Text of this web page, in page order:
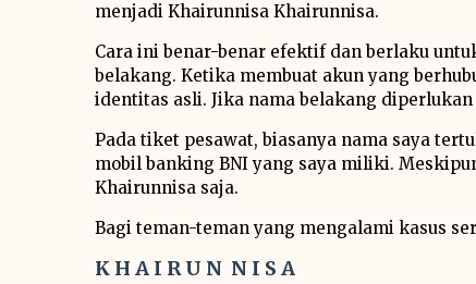
menjadi Khairunnisa Khairunnisa.
Cara ini benar-benar efektif dan berlaku
belakang. Ketika membuat akun yang
identitas asli. Jika nama belakang
Pada tiket pesawat, biasanya nama saya
mobil banking BNI yang saya miliki.
Khairunnisa saja.
Bagi teman-teman yang mengalami kasus
K H A I R U N N I S A